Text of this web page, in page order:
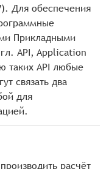
Для обеспечения
Прикладными
API, Application
таких API любые
связать два
для
расчёт